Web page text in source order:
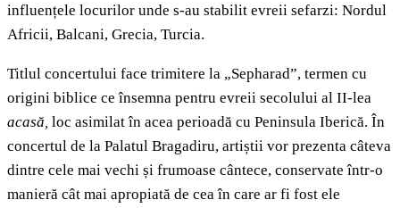
influențele locurilor unde s-au stabilit evreii sefarzi: Nordul
Africii, Balcani, Grecia, Turcia.
Titlul concertului face trimitere la „Sepharad”, termen cu
origini biblice ce însemna pentru evreii secolului al II-lea
acasă, loc asimilat în acea perioadă cu Peninsula Iberică. În
concertul de la Palatul Bragadiru, artiștii vor prezenta câteva
dintre cele mai vechi și frumoase cântece, conservate într-o
manieră cât mai apropiată de cea în care ar fi fost ele